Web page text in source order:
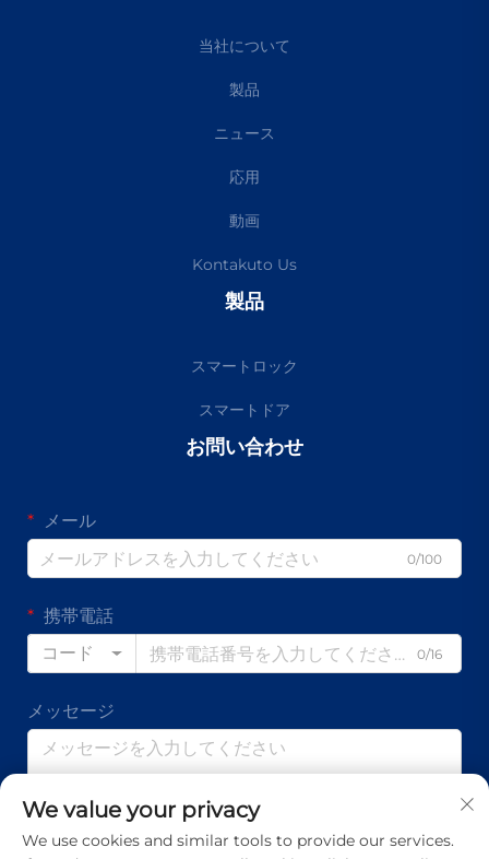
当社について
製品
ニュース
応用
動画
Kontakuto Us
製品
スマートロック
スマートドア
お問い合わせ
メール
0/100
携帯電話
コード
0/16
メッセージ
We value your privacy
We use cookies and similar tools to provide our services.